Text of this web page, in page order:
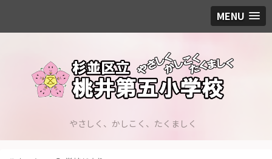
MENU
やさしく、かしこく、たくましく